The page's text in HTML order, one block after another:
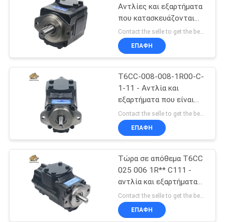
ΕΙΔΉΣΕΙΣ
ΠΕΡΙΠΤΏΣΕΙΣ
SITEMAP
PRIVACY
POLICY
Υδραυλικές
αντλίες τρακτέρ
81
Υδραυλικές
εμβολοφόρες
αντλίες
276
Αντλίες και εξαρτήματα
που κατασκευάζονται
στην Κίνα
Contact the selle to get the best offer MOQ:1
ΕΠΑΦΉ
T6CC-008-008-1R00-C-
1-11 - Αντλία και
εξαρτήματα που είναι
διαθέσιμα για την
εγκατάσταση της
αντλίας υδραυλικών
Denison Made in China
Contact the selle to get the best offer MOQ:1
ΕΠΑΦΉ
Τώρα σε απόθεμα T6CC
025 006 1R** C111 -
αντλία και εξαρτήματα
που είναι διαθέσιμα για
να ταιριάζουν Parker
Denison υδραυλική
ΕΠΑΦΉ